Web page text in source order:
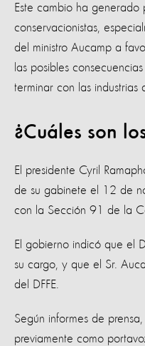
Este cambio ha generado
conservacionistas,
del ministro Aucamp a
las posibles
terminar con las industrias
¿Cuáles son
El presidente Cyril
de su gabinete el 12 de
con la Sección 91 de la
El gobierno indicó que el
su cargo, y que el Sr.
del DFFE.
Según informes de
previamente como